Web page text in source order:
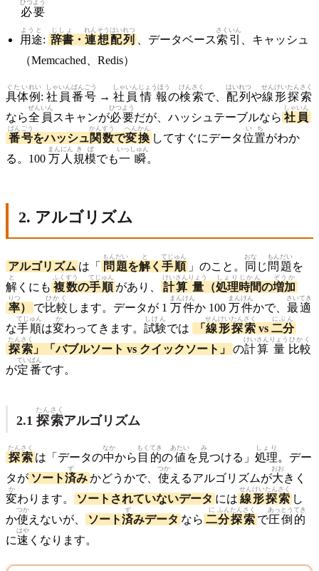
必要
ひつよう
用途
ようと
: 辞書
じしょ
・ 連想
れんそう
配列
はいれつ
、データベース索引
さくいん
、キャッシュ
（Memcached、Redis）
具体
ぐたい
例
れい
: 社員
しゃいん
番号
ばんごう
→ 社員
しゃいん
情報
じょうほう
の検索
けんさく
で、 配列
はいれつ
や線形
せんけい
探索
たんさく
なら全員
ぜんいん
スキャンが必要
ひつよう
だが、ハッシュテーブルなら 社員
しゃいん
番号
ばんごう
をハッシュ関数
かんすう
で変換
へんかん
してすぐにデータ位置
いち
がわか
る。100 万
まん
人
にん
規模
きぼ
でも一瞬
いっしゅん
。
2. アルゴリズム
アルゴリズム は「 問題
もんだい
を解
と
く 手順
てじゅん
」のこと。 同
おな
じ 問題
もんだい
を
解
と
くにも 複数
ふくすう
の手順
てじゅん
があり、 計算
けいさん
量
りょう
（処理
しょり
時間
じかん
の増加
ぞうか
率
りつ
） で比較
ひかく
します。データが 1 万
まん
件
けん
か 100 万
まん
件
けん
かで、 最適
さいてき
な手順
てじゅん
は変
か
わってきます。 試験
しけん
では 「 線形
せんけい
探索
たんさく
vs 二分
にぶん
探索
たんさく
」「バブルソート vs クイックソート」 の計算
けいさん
量
りょう
比較
ひかく
が定番
ていばん
です。
2.1 探索
たんさく
アルゴリズム
探索
たんさく
は「データの中
なか
から 目的
もくてき
の値
あたい
を 見
み
つける」 処理
しょり
。デー
タが ソート済
ず
みかどうかで、 使
つか
えるアルゴリズムが大
おお
きく
変
か
わります。 ソートされていないデータ には 線形
せんけい
探索
たんさく
し
か使
つか
えないが、 ソート済
ず
みデータ なら 二
に
分
ふん
探索
たんさく
で圧倒的
あっとうてき
に速
はや
くなります。